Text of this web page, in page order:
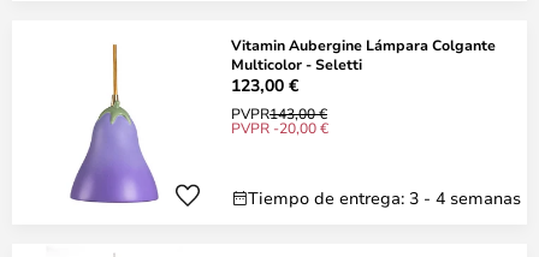
Vitamin Aubergine Lámpara Colgante
Multicolor - Seletti
123,00 €
PVPR143,00 €
PVPR -20,00 €
Tiempo de entrega: 3 - 4 semanas